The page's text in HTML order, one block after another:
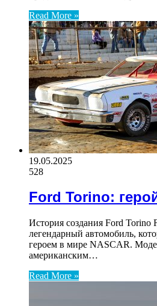
Read More »
19.05.2025
528
Ford Torino:
История создания Ford
легендарный автомобиль,
героем в мире NASCAR.
американским…
Read More »